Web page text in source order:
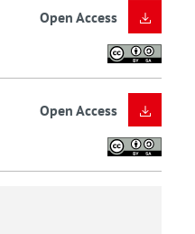
Open Access
Open Access